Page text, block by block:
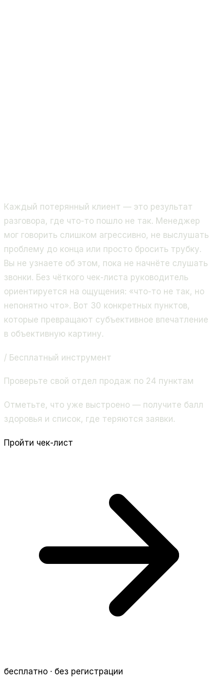
Каждый потерянный клиент — это результат
разговора, где что-то пошло не так. Менеджер
мог говорить слишком агрессивно, не выслушать
проблему до конца или просто бросить трубку.
Вы не узнаете об этом, пока не начнёте слушать
звонки. Без чёткого чек-листа руководитель
ориентируется на ощущения: «что-то не так, но
непонятно что». Вот 30 конкретных пунктов,
которые превращают субъективное впечатление
в объективную картину.
/ Бесплатный инструмент
Проверьте свой отдел продаж по 24 пунктам
Отметьте, что уже выстроено — получите балл
здоровья и список, где теряются заявки.
Пройти чек-лист
бесплатно · без регистрации